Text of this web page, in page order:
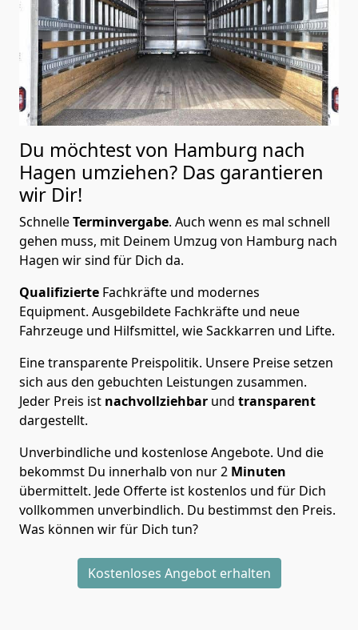
Du möchtest von Hamburg nach
Hagen umziehen? Das garantieren
wir Dir!
SchnelleTerminvergabe. Auch wenn es mal schnell
gehen muss, mit Deinem Umzug von Hamburg nach
Hagen wir sind für Dich da.
Qualifizierte Fachkräfte und modernes
Equipment. Ausgebildete Fachkräfte und neue
Fahrzeuge und Hilfsmittel, wie Sackkarren und Lifte.
Eine transparente Preispolitik. Unsere Preise setzen
sich aus den gebuchten Leistungen zusammen.
Jeder Preis ist nachvollziehbar und transparent
dargestellt.
Unverbindliche und kostenlose Angebote. Und die
bekommst Du innerhalb von nur2 Minuten
übermittelt. Jede Offerte ist kostenlos und für Dich
vollkommen unverbindlich. Du bestimmst den Preis.
Was können wir für Dich tun?
Kostenloses Angebot erhalten